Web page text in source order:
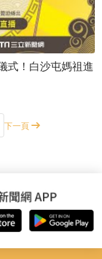
式！白沙屯媽祖進
下一頁